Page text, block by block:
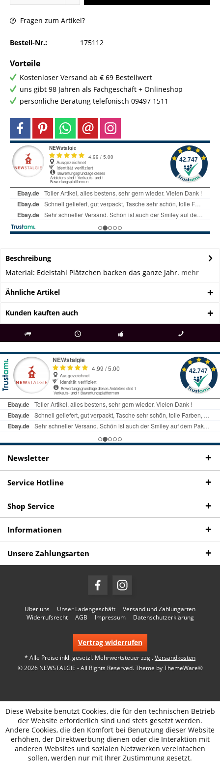
Fragen zum Artikel?
Bestell-Nr.: 175112
Vorteile
Kostenloser Versand ab € 69 Bestellwert
uns gibt 98 Jahren als Fachgeschäft + Onlineshop
persönliche Beratung telefonisch 09497 1511
Beschreibung
Material: Edelstahl Plätzchen backen das ganze Jahr. mehr
Ähnliche Artikel
Kunden kauften auch
ab € 69 Bestellwert seit 98 Jahren Fachgeschäft + telefonisch erreichbar
09497 1511
Newsletter
Service Hotline
Shop Service
Informationen
Unsere Zahlungsarten
Über uns Unser Ladengeschäft
Versand und Zahlungarten
Widerrufsrecht
AGB Impressum Datenschutzerklärung
Vertrag widerrufen
* Alle Preise inkl. gesetzl. Mehrwertsteuer zzgl.Versandkosten
© 2026 NEWSTALGIE - All Rights Reserved. Theme byThemeWare®
Diese Website benutzt Cookies, die für den technischen Betrieb
der Website erforderlich sind und stets gesetzt werden.
Andere Cookies, die den Komfort bei Benutzung dieser Website
erhöhen, der Direktwerbung dienen oder die Interaktion mit
anderen Websites und sozialen Netzwerken vereinfachen
sollen, werden nur mit Ihrer Zustimmung gesetzt.